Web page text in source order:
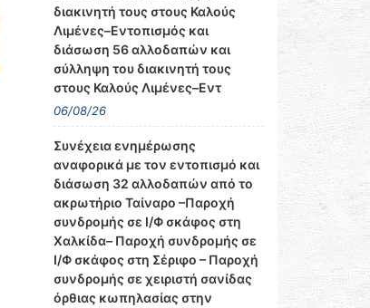
διακινητή τους στους Καλούς
Λιμένες–Εντοπισμός και
διάσωση 56 αλλοδαπών και
σύλληψη του διακινητή τους
στους Καλούς Λιμένες–Εντ
06/08/26
Συνέχεια ενημέρωσης
αναφορικά με τον εντοπισμό και
διάσωση 32 αλλοδαπών από το
ακρωτήριο Ταίναρο –Παροχή
συνδρομής σε Ι/Φ σκάφος στη
Χαλκίδα– Παροχή συνδρομής σε
Ι/Φ σκάφος στη Σέριφο – Παροχή
συνδρομής σε χειριστή σανίδας
όρθιας κωπηλασίας στην